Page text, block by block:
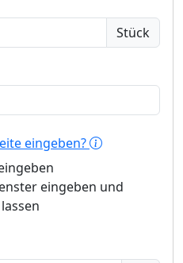
Stück
eingeben?
eingeben und